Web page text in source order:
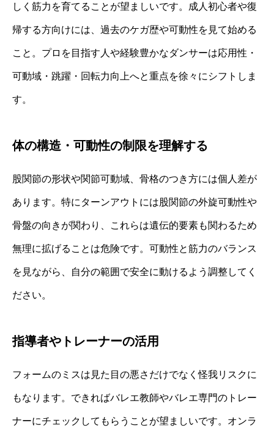
しく筋力を育てることが望ましいです。成人初心者や復
帰する方向けには、過去のケガ歴や可動性を見て始める
こと。プロを目指す人や経験豊かなダンサーは応用性・
可動域・跳躍・回転力向上へと重点を徐々にシフトしま
す。
体の構造・可動性の制限を理解する
股関節の形状や関節可動域、骨格のつき方には個人差が
あります。特にターンアウトには股関節の外旋可動性や
骨盤の向きが関わり、これらは遺伝的要素も関わるため
無理に拡げることは危険です。可動性と筋力のバランス
を見ながら、自分の範囲で安全に動けるよう調整してく
ださい。
指導者やトレーナーの活用
フォームのミスは見た目の悪さだけでなく怪我リスクに
もなります。できればバレエ教師やバレエ専門のトレー
ナーにチェックしてもらうことが望ましいです。オンラ